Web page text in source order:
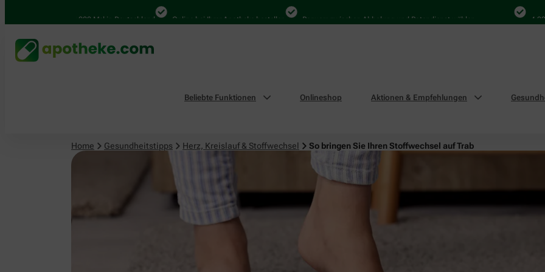
4.000 Mal in Deutschland Online bei Ihrer Apotheke bestellen Bequem zwischen Abholung und Botendienst wählen 4.000 Mal
Beliebte Funktionen Onlineshop Aktionen & Empfehlungen
Home Gesundheitstipps Herz, Kreislauf & Stoffwechsel So bringen Sie Ihren Stoffwechsel auf Trab
Herz, Kreislauf & Stoffwechsel